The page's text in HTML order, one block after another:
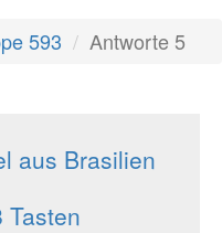
593 Antworte 5
aus Brasilien
Tasten